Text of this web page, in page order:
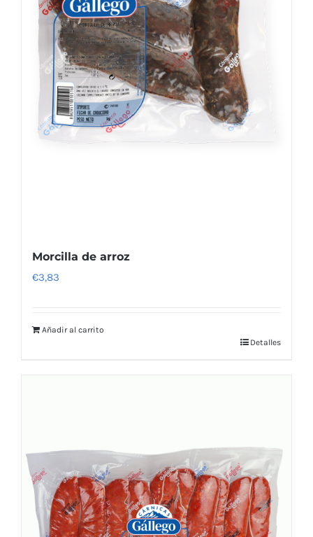
Morcilla de arroz
€3,83
Añadir al carrito
Detalles